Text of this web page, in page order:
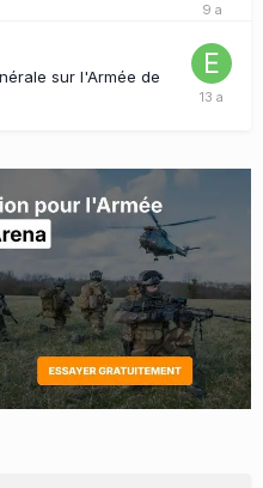
sur l'Armée de